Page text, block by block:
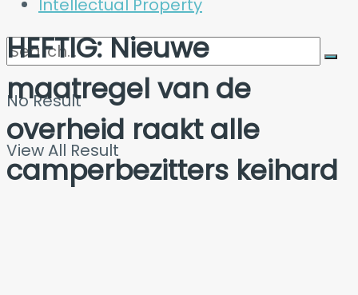
Intellectual Property
No Result
View All Result
HEFTIG: Nieuwe
maatregel van de
overheid raakt alle
camperbezitters keihard